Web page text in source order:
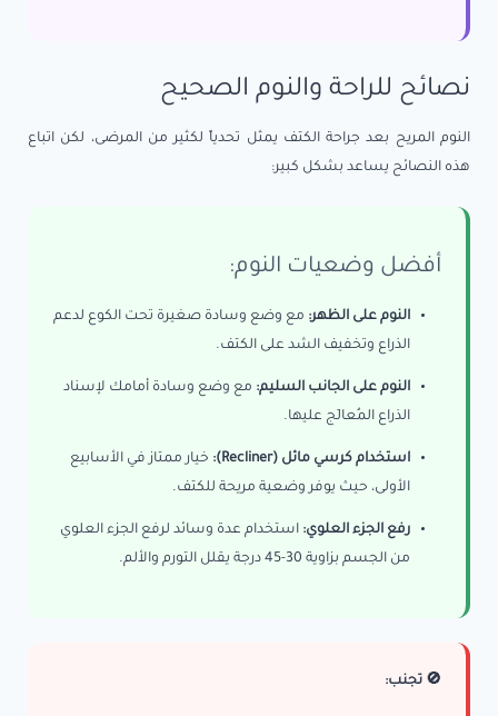
نصائح للراحة والنوم الصحيح
النوم المريح بعد جراحة الكتف يمثل تحدياً لكثير من المرضى، لكن اتباع
هذه النصائح يساعد بشكل كبير:
أفضل وضعيات النوم:
النوم على الظهر: مع وضع وسادة صغيرة تحت الكوع لدعم
الذراع وتخفيف الشد على الكتف.
النوم على الجانب السليم: مع وضع وسادة أمامك لإسناد
الذراع المُعالَج عليها.
استخدام كرسي مائل (Recliner):
خيار ممتاز في الأسابيع
الأولى، حيث يوفر وضعية مريحة للكتف.
رفع الجزء العلوي: استخدام عدة وسائد لرفع الجزء العلوي
من الجسم بزاوية 30-45 درجة يقلل التورم والألم.
🚫 تجنب: